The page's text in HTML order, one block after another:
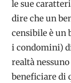
le sue
dire che un
censibile è un
i condomini)
realtà
beneficiare di